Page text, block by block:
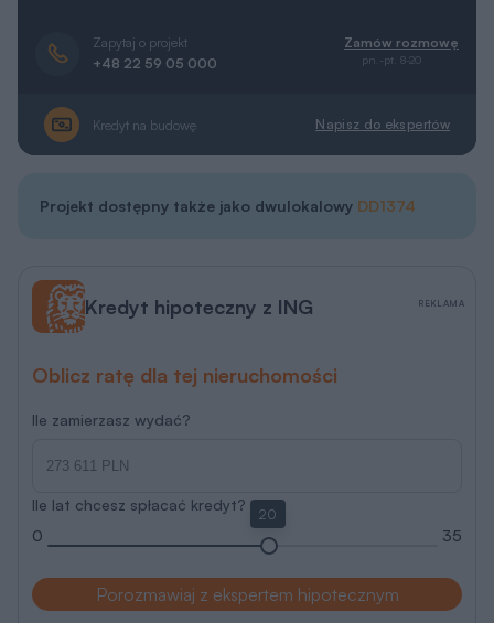
Zapytaj o projekt
+48 22 59 05 000
Zamów rozmowę
pn.-pt. 8-20
Kredyt na budowę Napisz do ekspertów
Projekt dostępny także jako dwulokalowy DD1374
Kredyt hipoteczny z ING
Oblicz ratę dla tej nieruchomości
Ile zamierzasz wydać?
Ile lat chcesz spłacać kredyt?
0
20
35
Porozmawiaj z ekspertem hipotecznym
REKLAMA